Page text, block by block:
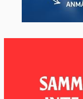
Sveriges
svenska EU-
utnyttjar